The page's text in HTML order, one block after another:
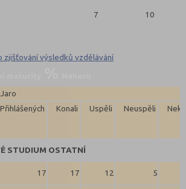
7 10
zjišťování výsledků vzdělávání
Jaro
Přihlášených
Konali Uspěli Neuspěli
STUDIUM OSTATNÍ
17 17 12 5